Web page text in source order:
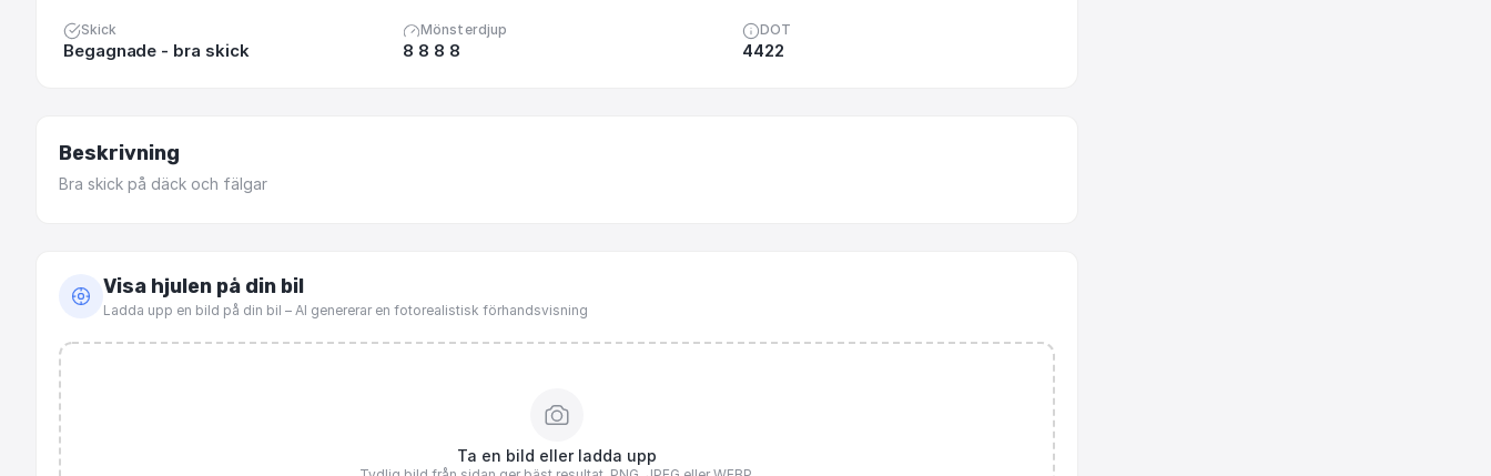
Skick
Begagnade - bra skick
Mönsterdjup
8 8 8 8
DOT
4422
Beskrivning
Bra skick på däck och fälgar
Visa hjulen på din bil
Ladda upp en bild på din bil – AI genererar en fotorealistisk förhandsvisning
Ta en bild eller ladda upp